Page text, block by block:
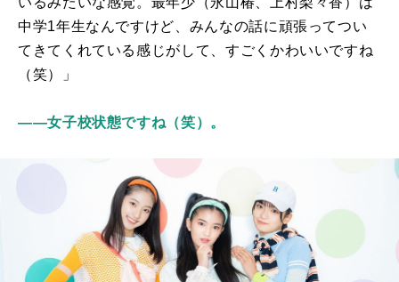
中学1年生なんですけど、みんなの話に頑張ってつい
てきてくれている感じがして、すごくかわいいですね
（笑）」
――女子校状態ですね（笑）。